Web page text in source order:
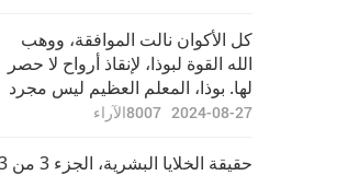
كل الأكوان نالت الموافقة، ووهب
الله القوة لبوذا، لإنقاذ أرواح لا حصر
لها. بوذا، المعلم العظيم ليس مجرد
لقب! ،‘ الجزء 6 من 10
2024-08-27
8007الآراء
حقيقة الخلايا البشرية، الجزء 3 من 3